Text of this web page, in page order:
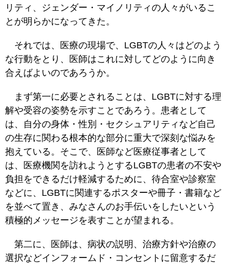
リティ、ジェンダー・マイノリティの人々がいるこ
とが明らかになってきた。
それでは、医療の現場で、LGBTの人々はどのよう
な行動をとり、医師はこれに対してどのように向き
合えばよいのであろうか。
まず第一に必要とされることは、LGBTに対する理
解や受容の姿勢を示すことであろう。患者として
は、自分の身体・性別・セクシュアリティなど自己
の生存に関わる根本的な部分に重大で深刻な悩みを
抱えている。そこで、医師など医療従事者として
は、医療機関を訪れようとするLGBTの患者の不安や
負担をできるだけ軽減するために、待合室や診察室
などに、LGBTに関連するポスターや冊子・書籍など
を並べて置き、みなさんのお手伝いをしたいという
積極的メッセージを表すことが望まれる。
第二に、医師は、病状の説明、治療方針や治療の
選択などインフォームド・コンセントに留意するだ